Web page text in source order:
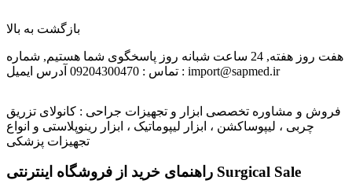
بازگشت به بالا
هفت روز هفته, 24 ساعت شبانه روز پاسخگوی شما هستیم,
شماره
تماس : 09204300470 آدرس ایمیل : import@sapmed.ir
فروش و مشاوره تخصصی ابزار و تجهیزات جراحی : کانولای تزریق
چربی ، لیپوساکشن ، ابزار لیپوماتیک ، ابزار رینوپلاستی و انواع
تجهیزات پزشکی
راهنمای خرید از فروشگاه اینترنتی Surgical Sale